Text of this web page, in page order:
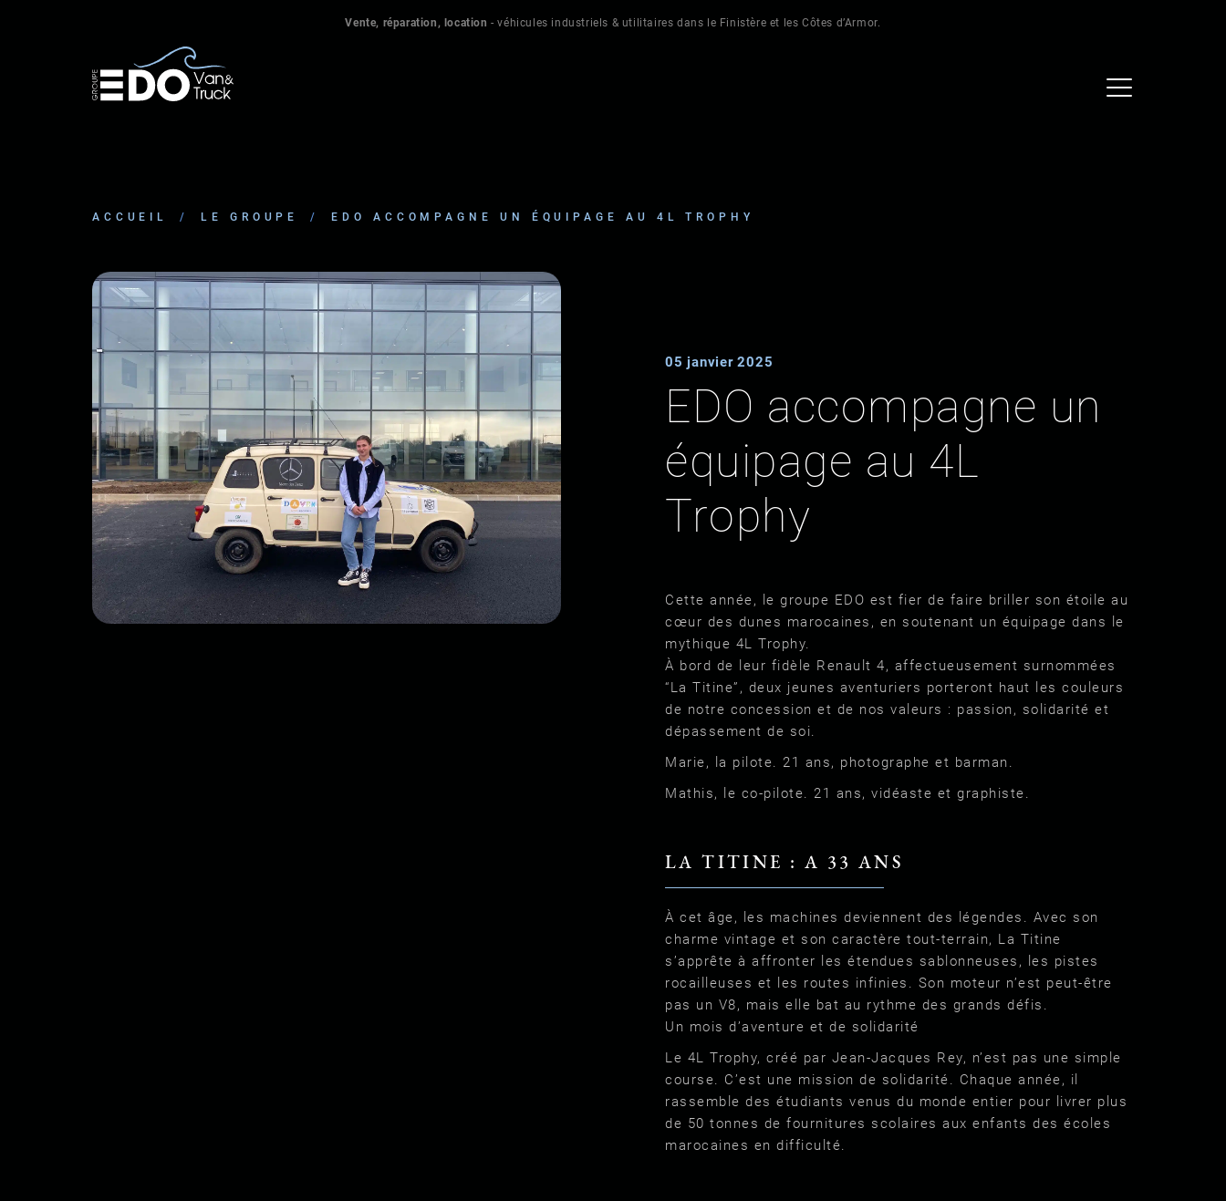
Vente, réparation, location - véhicules industriels & utilitaires dans le Finistère et les Côtes d’Armor.
ACCUEIL / LE GROUPE / EDO ACCOMPAGNE UN ÉQUIPAGE AU 4L TROPHY
05 janvier 2025
EDO accompagne un
équipage au 4L
Trophy
Cette année, le groupe EDO est fier de faire briller son étoile au
cœur des dunes marocaines, en soutenant un équipage dans le
mythique 4L Trophy.
À bord de leur fidèle Renault 4, affectueusement surnommées
“La Titine”, deux jeunes aventuriers porteront haut les couleurs
de notre concession et de nos valeurs : passion, solidarité et
dépassement de soi.
Marie, la pilote. 21 ans, photographe et barman.
Mathis, le co-pilote. 21 ans, vidéaste et graphiste.
LA TITINE : A 33 ANS
À cet âge, les machines deviennent des légendes. Avec son
charme vintage et son caractère tout-terrain, La Titine
s’apprête à affronter les étendues sablonneuses, les pistes
rocailleuses et les routes infinies. Son moteur n’est peut-être
pas un V8, mais elle bat au rythme des grands défis.
Un mois d’aventure et de solidarité
Le 4L Trophy, créé par Jean-Jacques Rey, n’est pas une simple
course. C’est une mission de solidarité. Chaque année, il
rassemble des étudiants venus du monde entier pour livrer plus
de 50 tonnes de fournitures scolaires aux enfants des écoles
marocaines en difficulté.